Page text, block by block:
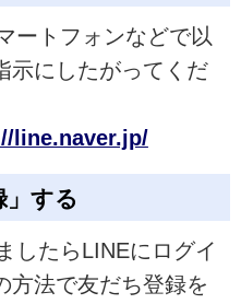
ートフォンなどで以
示にしたがってくだ
line.naver.jp/
する
したらLINEにログイ
方法で友だち登録を